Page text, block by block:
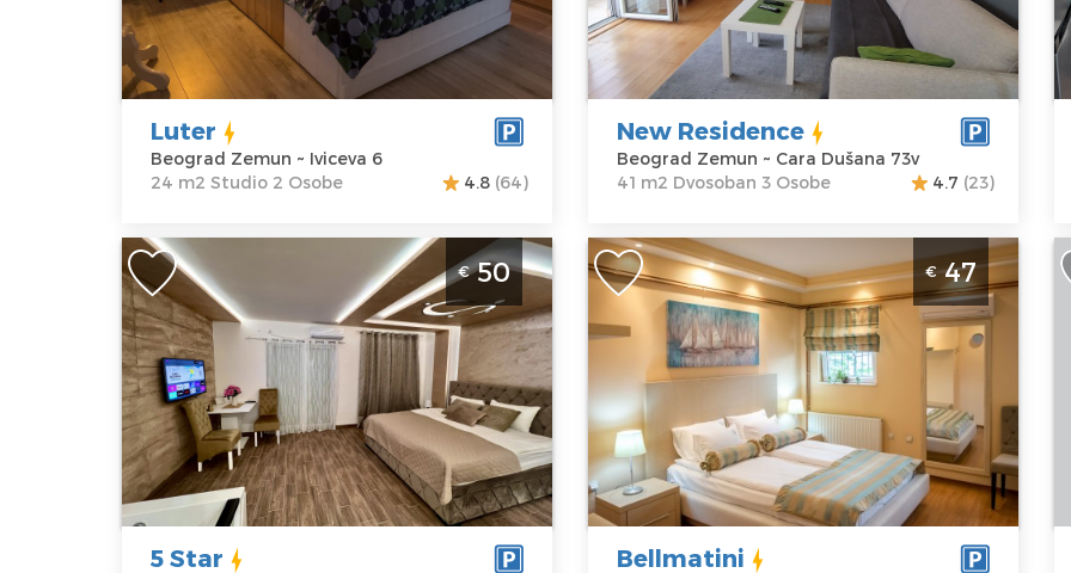
Adresa:
Iviceva
6
Cena36 €
Struktura :
Studio
Luter
Beograd Zemun ~ Iviceva 6
24 m2 Studio 2 Osobe
4.8 (64)
Adresa:Cara
Dušana 73v
Cena40 €
Struktura :
Dvosoban
New Residence
Beograd Zemun ~ Cara Dušana 73v
41 m2 Dvosoban 3 Osobe
4.7 (23)
Studio Apartman 5 Star Beograd
Zemun je moderan apartman sa
djakuzijem u mirnom delu Zemuna
Beograd
Lokacija:
Beograd
Zemun
Adresa:Krajiška
72
Cena50 €
Gosti: 2
Kvadratura :33
m2
Struktura :
Studio
€50
5 Star
Studio Apartman Bellmatini Beograd
Zemun
Beograd
Lokacija:
Beograd
Zemun
Adresa: Jerneja
kopitara 56
Cena47 €
Gosti:2
Kvadratura :
30
m2
Struktura :
Studio
€47
Bellmatini